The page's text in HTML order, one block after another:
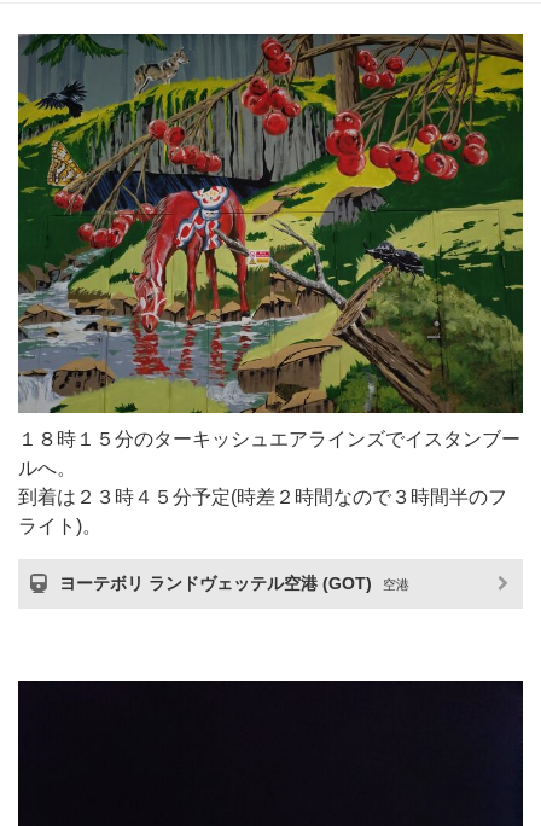
１８時１５分のターキッシュエアラインズでイスタンブー
ルへ。
到着は２３時４５分予定(時差２時間なので３時間半のフ
ライト)。
ヨーテボリ ランドヴェッテル空港 (GOT) 空港